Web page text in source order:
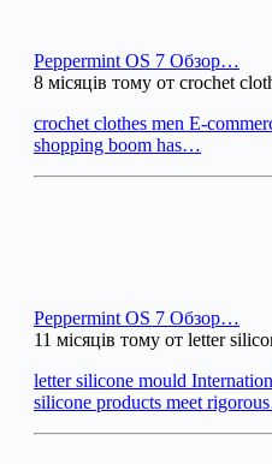
Peppermint OS 7 Обзор…
8 місяців тому от crochet
crochet clothes men E-
shopping boom has…
Peppermint OS 7 Обзор…
11 місяців тому от letter
letter silicone mould
silicone products meet